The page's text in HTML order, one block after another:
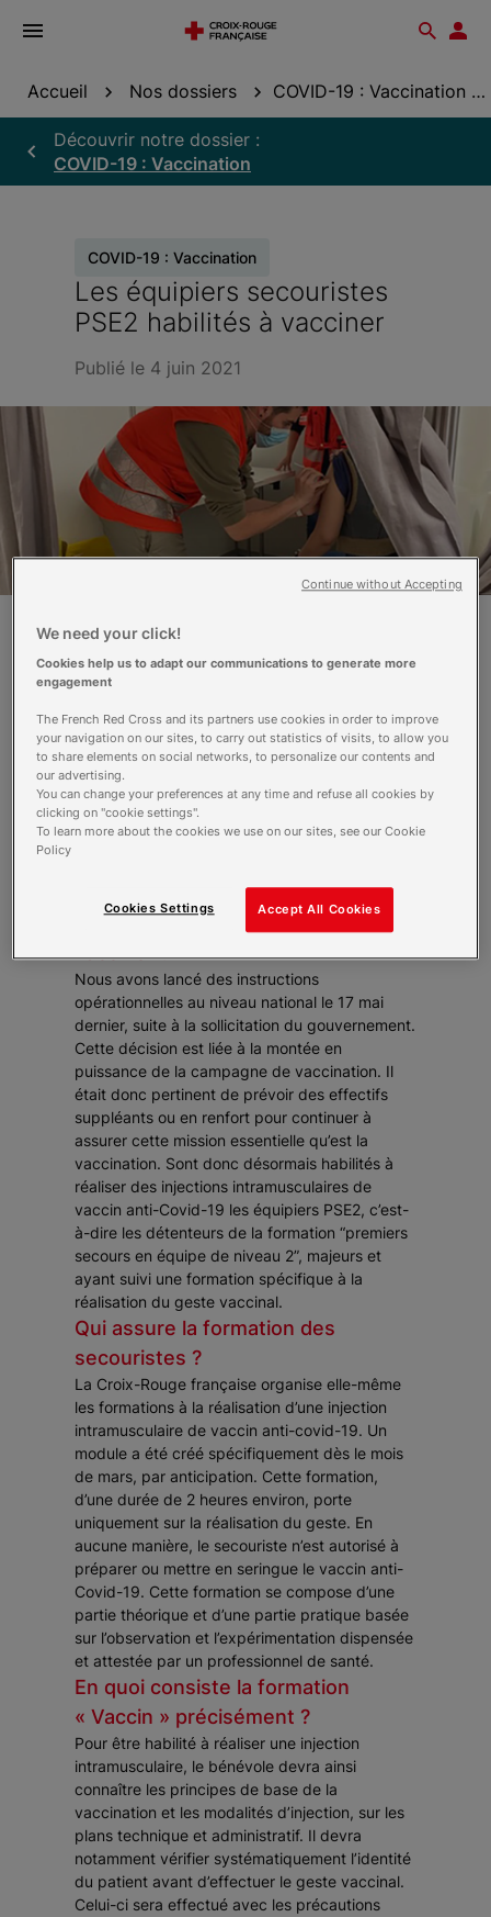
Ouvrir
Accueil Nos dossiers COVID-19 : Vaccination
Découvrir notre dossier :
COVID-19 : Vaccination
COVID-19 : Vaccination
Les équipiers secouristes
PSE2 habilités à vacciner
Publié le 4 juin 2021
Depuis le 12 mai 2021, les autorités
gouvernementales autorisent les équipiers
population, au même titre que les pompiers ou
d’autres acteurs de santé publique. Comme ce
fut le cas pour les opérations de dépistage du
Covid-19, les bénévoles de la Croix-Rouge
française doivent au préalable être formés.
Interview de Philippe Testa, coordinateur du
Pourquoi solliciter désormais les
équipiers secouristes pour
vacciner ?
Nous avons lancé des instructions
opérationnelles au niveau national le 17 mai
dernier, suite à la sollicitation du gouvernement.
Cette décision est liée à la montée en
puissance de la campagne de vaccination. Il
était donc pertinent de prévoir des effectifs
suppléants ou en renfort pour continuer à
assurer cette mission essentielle qu’est la
vaccination. Sont donc désormais habilités à
réaliser des injections intramusculaires de
vaccin anti-Covid-19 les équipiers PSE2, c’est-
à-dire les détenteurs de la formation “premiers
secours en équipe de niveau 2”, majeurs et
ayant suivi une formation spécifique à la
réalisation du geste vaccinal.
Qui assure la formation des
secouristes ?
La Croix-Rouge française organise elle-même
les formations à la réalisation d’une injection
intramusculaire de vaccin anti-covid-19. Un
module a été créé spécifiquement dès le mois
de mars, par anticipation. Cette formation,
d’une durée de 2 heures environ, porte
uniquement sur la réalisation du geste. En
aucune manière, le secouriste n’est autorisé à
préparer ou mettre en seringue le vaccin anti-
Covid-19. Cette formation se compose d’une
partie théorique et d’une partie pratique basée
sur l’observation et l’expérimentation dispensée
et attestée par un professionnel de santé.
En quoi consiste la formation
« Vaccin » précisément ?
Pour être habilité à réaliser une injection
intramusculaire, le bénévole devra ainsi
connaître les principes de base de la
vaccination et les modalités d’injection, sur les
plans technique et administratif. Il devra
notamment vérifier systématiquement l’identité
du patient avant d’effectuer le geste vaccinal.
Celui-ci sera effectué avec les précautions
We need your click!
Cookies help us to adapt our communications to generate more
engagement
The French Red Cross and its partners use cookies in order to improve
your navigation on our sites, to carry out statistics of visits, to allow you
to share elements on social networks, to personalize our contents and
our advertising.
You can change your preferences at any time and refuse all cookies by
clicking on "cookie settings".
To learn more about the cookies we use on our sites, see our Cookie
Policy
Accept All Cookies
Cookies Settings
Continue without Accepting